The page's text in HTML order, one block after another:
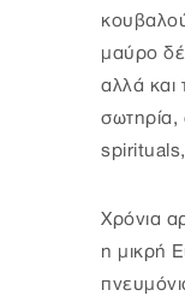
μαύρο
αλλά και
Χρόνια
η μικρή